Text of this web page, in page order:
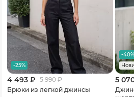
-25%
4 493 ₽ 5 990₽
Брюки из легкой джинсы
-40%
5